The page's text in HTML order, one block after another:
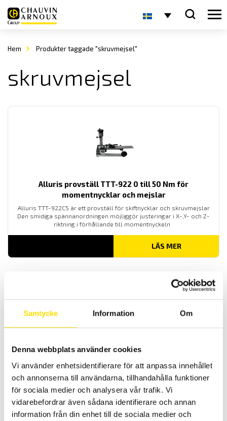
Samtycke Information Om
Denna webbplats använder cookies
Vi använder enhetsidentifierare för att anpassa innehållet
och annonserna till användarna, tillhandahålla funktioner
för sociala medier och analysera vår trafik. Vi
vidarebefordrar även sådana identifierare och annan
information från din enhet till de sociala medier och
Hem Produkter taggade "skruvmejsel"
skruvmejsel
Alluris provställ TTT-922 0 till 50 Nm för
momentnycklar och mejslar
Alluris TTT-922C5 är ett provställ för skiftnycklar och skruvmejslar
Den smidiga spännanordningen möjliggör justeringar i X-,Y- och Z-
riktning i förhållande till momentnyckeln
LÄS MER
Alluris provställ TTT-920 0 till 50 Nm för
momentnycklar
Alluris TTT-920C5 är ett horisontellt provställ för momentnycklar
LÄS MER